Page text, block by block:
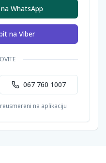
WhatsApp
na Viber
067 760 1007
na aplikaciju